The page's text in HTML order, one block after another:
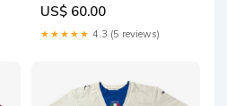
US$ 60.00
★★★★★ 4.3 (5 reviews)